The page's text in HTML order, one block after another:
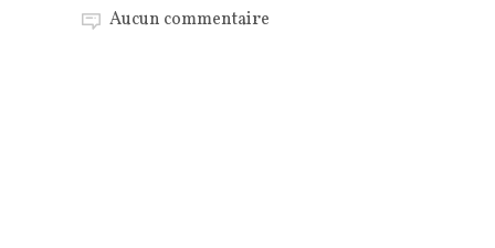
Aucun commentaire